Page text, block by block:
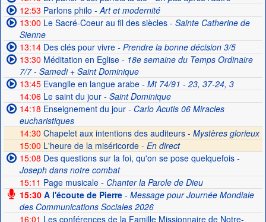
12:53 Parlons philo - Art et modernité
13:00 Le Sacré-Coeur au fil des siècles- Sainte Catherine de
Sienne
13:14Des clés pour vivre- Prendre la bonne décision 3/5
13:30 Méditation en Eglise- 18e semaine du Temps Ordinaire
7/7 - Samedi + Saint Dominique
13:45Evangile en langue arabe- Mt 74/91 - 23, 37-24, 3
14:06Le saint du jour- Saint Dominique
14:18 Enseignement du jour- Carlo Acutis 06 Miracles
eucharistiques
14:30 Chapelet aux intentions des auditeurs - Mystères glorieux
15:00 L'heure de la miséricorde - En direct
15:08 Des questions sur la foi, qu'on se pose quelquefois-
Joseph dans notre combat
15:11 Page musicale- Chanter la Parole de Dieu
15:30A l'écoute de Pierre- Message pour Journée Mondiale
des Communications Sociales 2026
16:01 Les conférences de la Famille Missionnaire de Notre-